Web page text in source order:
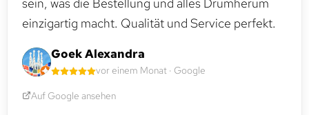
einzigartig macht. Qualität und Service perfekt.
Goek Alexandra
vor einem Monat · Google
Auf Google ansehen